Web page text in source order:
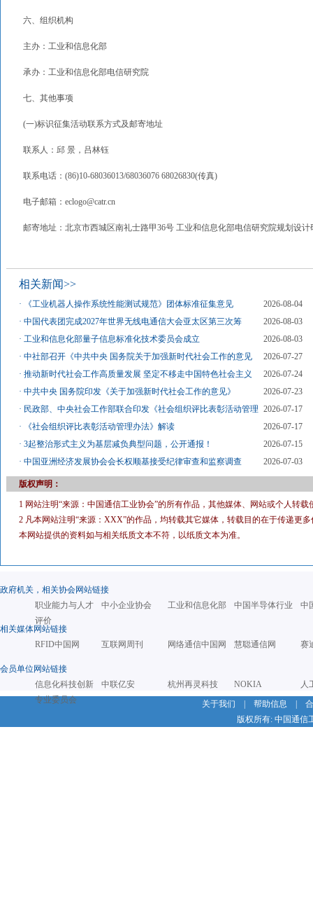
六、组织机构
主办：工业和信息化部
承办：工业和信息化部电信研究院
七、其他事项
(一)标识征集活动联系方式及邮寄地址
联系人：邱 景，吕林钰
联系电话：(86)10-68036013/68036076 68026830(传真)
电子邮箱：eclogo@catr.cn
邮寄地址：北京市西城区南礼士路甲36号 工业和信息化部电信研究院规划设计
相关新闻>>
· 《工业机器人操作系统性能测试规范》团体标准征集意见
2026-08-04
·中国代表团完成2027年世界无线电通信大会亚太区第三次筹
2026-08-03
·工业和信息化部量子信息标准化技术委员会成立
2026-08-03
·中社部召开《中共中央 国务院关于加强新时代社会工作的意见
2026-07-27
·推动新时代社会工作高质量发展 坚定不移走中国特色社会主义
2026-07-24
·中共中央 国务院印发《关于加强新时代社会工作的意见》
2026-07-23
· 民政部、中央社会工作部联合印发《社会组织评比表彰活动管理
2026-07-17
·
《社会组织评比表彰活动管理办法》解读
2026-07-17
·3起整治形式主义为基层减负典型问题，公开通报！
2026-07-15
·中国亚洲经济发展协会会长权顺基接受纪律审查和监察调查 2026-07-03
版权声明：
1 网站注明“来源：中国通信工业协会”的所有作品，其他媒体、网站或个人转
2 凡本网站注明“来源：XXX”的作品，均转载其它媒体，转载目的在于传递更
本网站提供的资料如与相关纸质文本不符，以纸质文本为准。
政府机关，相关协会网站链接
职业能力与人才
评价
中小企业协会 工业和信息化部 中国半导体行业 中
相关媒体网站链接
RFID中国网
互联网周刊 网络通信中国网 慧聪通信网 赛
会员单位网站链接
信息化科技创新
专业委员会
中联亿安 杭州再灵科技 NOKIA
人
关于我们
帮助信息
版权所有: 中国通信